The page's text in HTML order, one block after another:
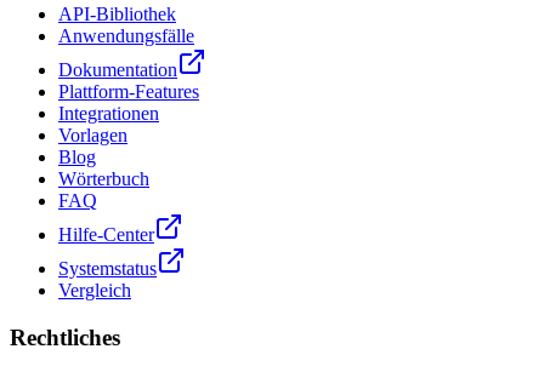
API-Bibliothek
Anwendungsfälle
Dokumentation
Plattform-Features
Integrationen
Vorlagen
Blog
Wörterbuch
FAQ
Hilfe-Center
Systemstatus
Vergleich
Rechtliches